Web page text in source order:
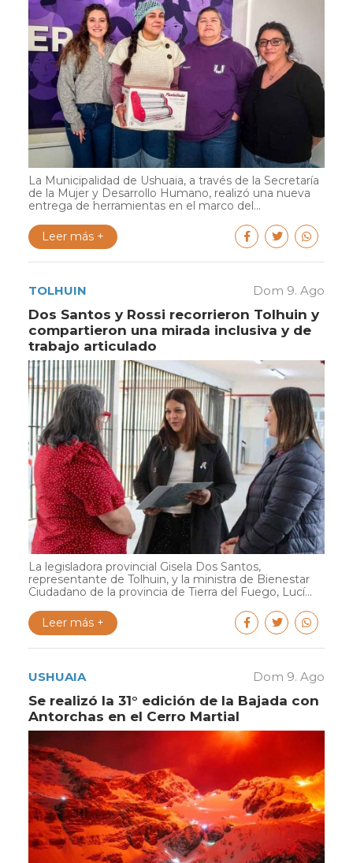
La Municipalidad de Ushuaia, a través de la Secretaría
de la Mujer y Desarrollo Humano, realizó una nueva
entrega de herramientas en el marco del...
Leer más +
TOLHUIN Dom 9. Ago
Dos Santos y Rossi recorrieron Tolhuin y
compartieron una mirada inclusiva y de
trabajo articulado
La legisladora provincial Gisela Dos Santos,
representante de Tolhuin, y la ministra de Bienestar
Ciudadano de la provincia de Tierra del Fuego, Lucí...
Leer más +
USHUAIA Dom 9. Ago
Se realizó la 31° edición de la Bajada con
Antorchas en el Cerro Martial